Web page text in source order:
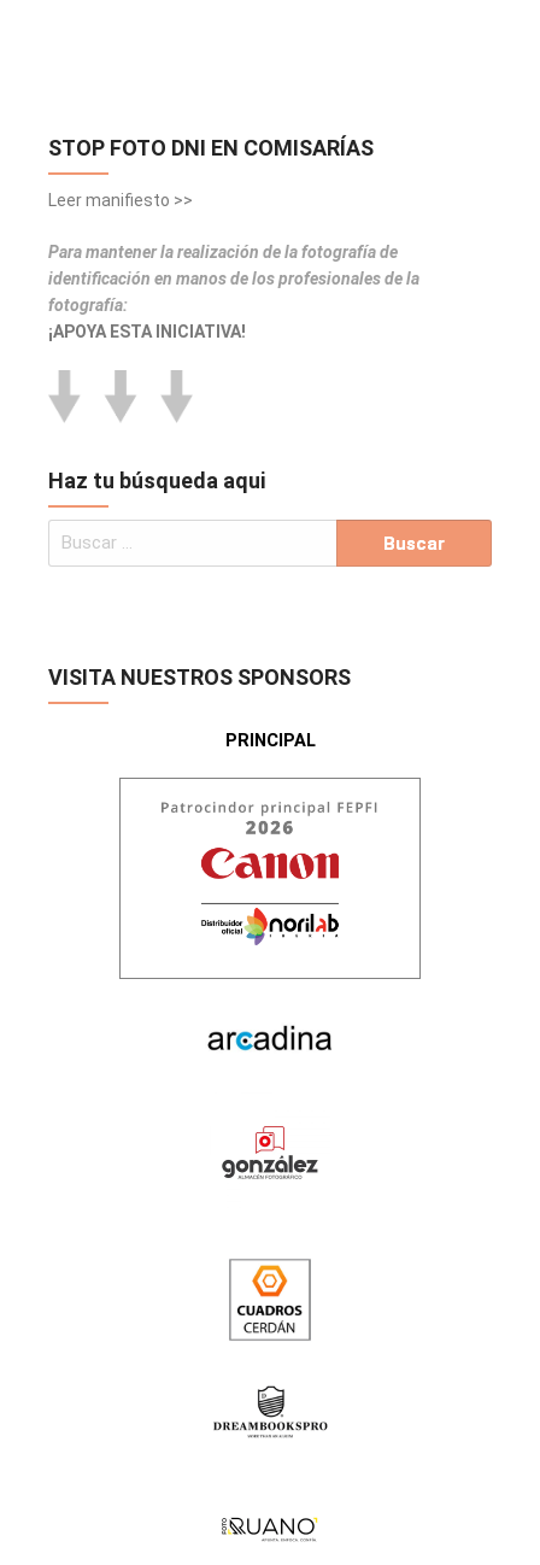
STOP FOTO DNI EN COMISARÍAS
Leer manifiesto >>
Para mantener la realización de la fotografía de
identificación en manos de los profesionales de la
fotografía:
¡APOYA ESTA INICIATIVA!
Haz tu búsqueda aqui
VISITA NUESTROS SPONSORS
PRINCIPAL